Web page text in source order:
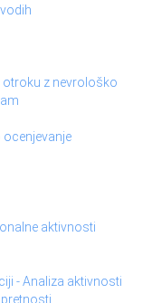
otroku z nevrološko
aktivnosti
- Analiza aktivnosti